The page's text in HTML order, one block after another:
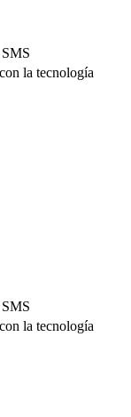
la tecnología
la tecnología